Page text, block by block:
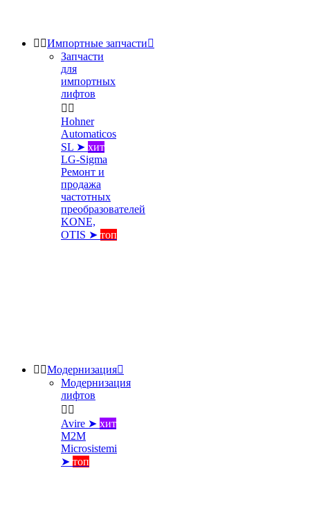
 Импортные запчасти
Запчасти
для
импортных
лифтов
 
Hohner
Automaticos
SL ➤ хит
LG-Sigma
Ремонт и
продажа
частотных
преобразователей
KONE,
OTIS ➤ топ
 Модернизация
Модернизация
лифтов
 
Avire ➤ хит
M2M
Microsistemi
➤ топ